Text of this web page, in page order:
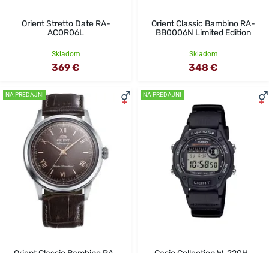
Orient Stretto Date RA-
AC0R06L
Skladom
369 €
Orient Classic Bambino RA-
BB0006N Limited Edition
Skladom
348 €
NA PREDAJNI NA PREDAJNI